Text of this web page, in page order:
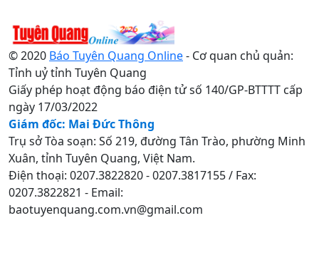
© 2020 Báo Tuyên Quang Online- Cơ quan chủ quản:
Tỉnh uỷ tỉnh Tuyên Quang
Giấy phép hoạt động báo điện tử số 140/GP-BTTTT cấp
ngày 17/03/2022
Giám đốc: Mai Đức Thông
Trụ sở Tòa soạn: Số 219, đường Tân Trào, phường Minh
Xuân, tỉnh Tuyên Quang, Việt Nam.
Điện thoại: 0207.3822820 - 0207.3817155 / Fax:
0207.3822821 - Email:
baotuyenquang.com.vn@gmail.com